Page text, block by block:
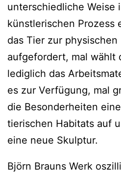
unterschiedliche Weise
künstlerischen Prozess
das Tier zur
aufgefordert, mal wählt
lediglich das
es zur Verfügung, mal
die Besonderheiten
tierischen Habitats auf
eine neue Skulptur.
Björn Brauns Werk